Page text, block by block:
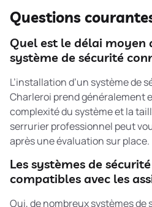
Questions
Quel est le délai moyen
système de sécurité
L’installation d’un système de
Charleroi prend généralement
complexité du système et la
serrurier professionnel peut
après une évaluation sur place.
Les systèmes de
compatibles avec les
Oui, de nombreux systèmes